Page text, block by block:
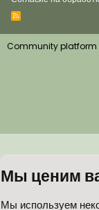
R
S
S
Community platform
Мы ценим
Мы используем